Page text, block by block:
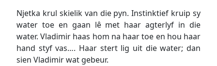
Njetka krul skielik van die pyn. Instinktief kruip sy
water toe en gaan lê met haar agterlyf in die
water. Vladimir haas hom na haar toe en hou haar
hand styf vas…. Haar stert lig uit die water; dan
sien Vladimir wat gebeur.